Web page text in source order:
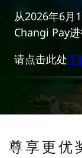
网
站:
选
言:
从2026年6月
Changi Pay
请点击此处了
尊享更优